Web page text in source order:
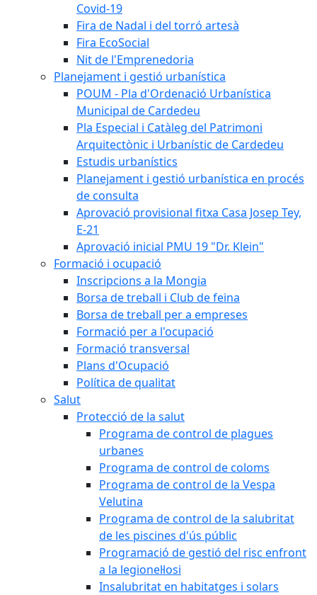
Covid-19
Fira de Nadal i del torró artesà
Fira EcoSocial
Nit de l'Emprenedoria
Planejament i gestió urbanística
POUM - Pla d'Ordenació Urbanística
Municipal de Cardedeu
Pla Especial i Catàleg del Patrimoni
Arquitectònic i Urbanístic de Cardedeu
Estudis urbanístics
Planejament i gestió urbanística en procés
de consulta
Aprovació provisional fitxa Casa Josep Tey,
E-21
Aprovació inicial PMU 19 "Dr. Klein"
Formació i ocupació
Inscripcions a la Mongia
Borsa de treball i Club de feina
Borsa de treball per a empreses
Formació per a l'ocupació
Formació transversal
Plans d'Ocupació
Política de qualitat
Salut
Protecció de la salut
Programa de control de plagues
urbanes
Programa de control de coloms
Programa de control de la Vespa
Velutina
Programa de control de la salubritat
de les piscines d'ús públic
Programació de gestió del risc enfront
a la legionel·losi
Insalubritat en habitatges i solars